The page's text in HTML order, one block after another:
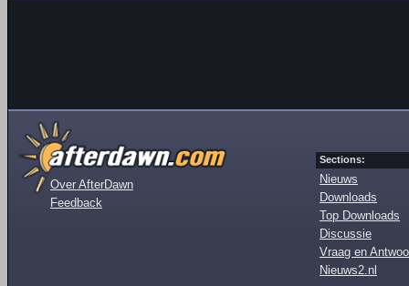
Over AfterDawn
Feedback
Sections:
Nieuws
Downloads
Top Downloads
Discussie
Vraag en
Nieuws2.nl